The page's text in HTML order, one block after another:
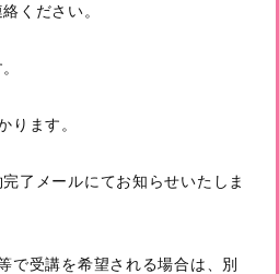
ください。
ります。
了メールにてお知らせいたしま
で受講を希望される場合は、別